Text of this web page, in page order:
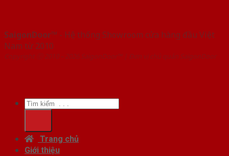
SaigonDoor™ - Hệ thống Showroom cửa hàng đầu Việt
Nam từ 2010
Copyright ⓒ 2010 – 2026 SaigonDoor™ | Đơn vị chủ quản SaigonDoor
Tìm
kiếm:
Trang chủ
Giới thiệu